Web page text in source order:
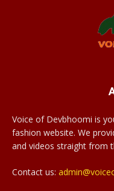
Voice of Devbhoomi is
fashion website. We
and videos straight from
Contact us: